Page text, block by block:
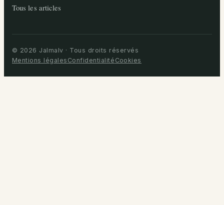
Tous les articles
© 2026 Jalmalv · Tous droits réservés
Mentions légales Confidentialité Cookies